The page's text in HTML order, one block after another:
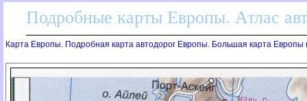
Подробные карты Европы. Атлас
Карта Европы. Подробная карта автодорог Европы. Большая карта Европы